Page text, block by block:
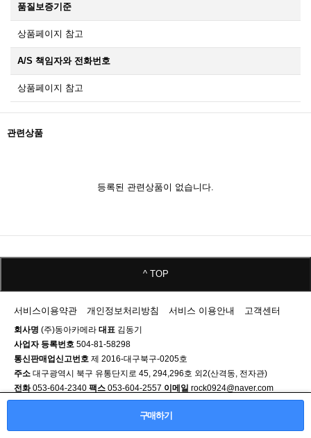
구매하기
품질보증기준
상품페이지 참고
A/S 책임자와 전화번호
상품페이지 참고
관련상품
등록된 관련상품이 없습니다.
^ TOP
서비스이용약관 개인정보처리방침 서비스 이용안내 고객센터
회사명 (주)동아카메라 대표 김동기
사업자 등록번호 504-81-58298
통신판매업신고번호 제 2016-대구북구-0205호
주소 대구광역시 북구 유통단지로 45, 294,296호 외2(산격동, 전자관)
전화053-604-2340 팩스 053-604-2557 이메일 rock0924@naver.com
CS CENTER :053.604.2340
휴무일 매월 세번째 수요일